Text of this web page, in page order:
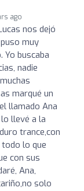
ago
nos dejó
muy
buscaba
nadie
marqué un
llamado Ana
llevé a la
trance,con
lo que
con sus
Ana,
solo